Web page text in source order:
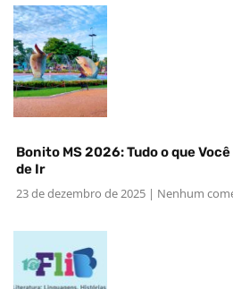
Bonito MS 2026: Tudo o que
de Ir
23 de dezembro de 2025
Nenhum